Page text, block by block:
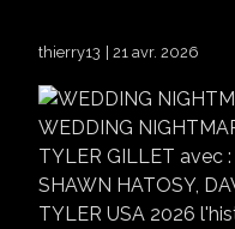
thierry13 21 avr. 2026
WEDDING
TYLER GILLET avec
SHAWN HATOSY,
TYLER USA 2026